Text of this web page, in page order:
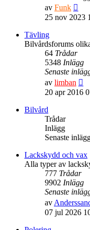
av Funk
till
25 nov 2023
Tävling
Bilvårdsforums
64 Trådar
5348 Inlägg
Senaste
av limban
20 apr 2016
Bilvård
Trådar
Inlägg
Senaste
Lackskydd och vax
Alla typer av
777 Trådar
9902 Inlägg
Senaste
av
07 jul 2026